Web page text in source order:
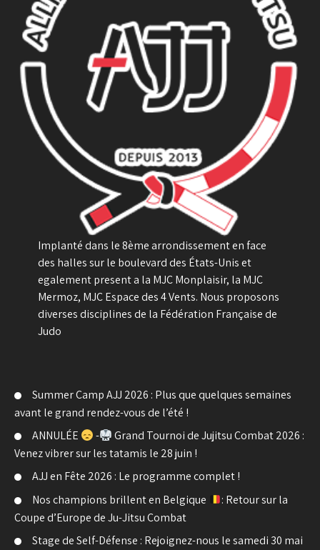
Implanté dans le 8ème arrondissement en face
des halles sur le boulevard des États-Unis et
egalement present a la MJC Monplaisir, la MJC
Mermoz, MJC Espace des 4 Vents. Nous proposons
diverses disciplines de la Fédération Française de
Judo
Summer Camp AJJ 2026 : Plus que quelques semaines
avant le grand rendez-vous de l’été !
ANNULÉE
-
Grand Tournoi de Jujitsu Combat 2026 :
Venez vibrer sur les tatamis le 28 juin !
AJJ en Fête 2026 : Le programme complet !
Nos champions brillent en Belgique
: Retour sur la
Coupe d’Europe de Ju-Jitsu Combat
Stage de Self-Défense : Rejoignez-nous le samedi 30 mai